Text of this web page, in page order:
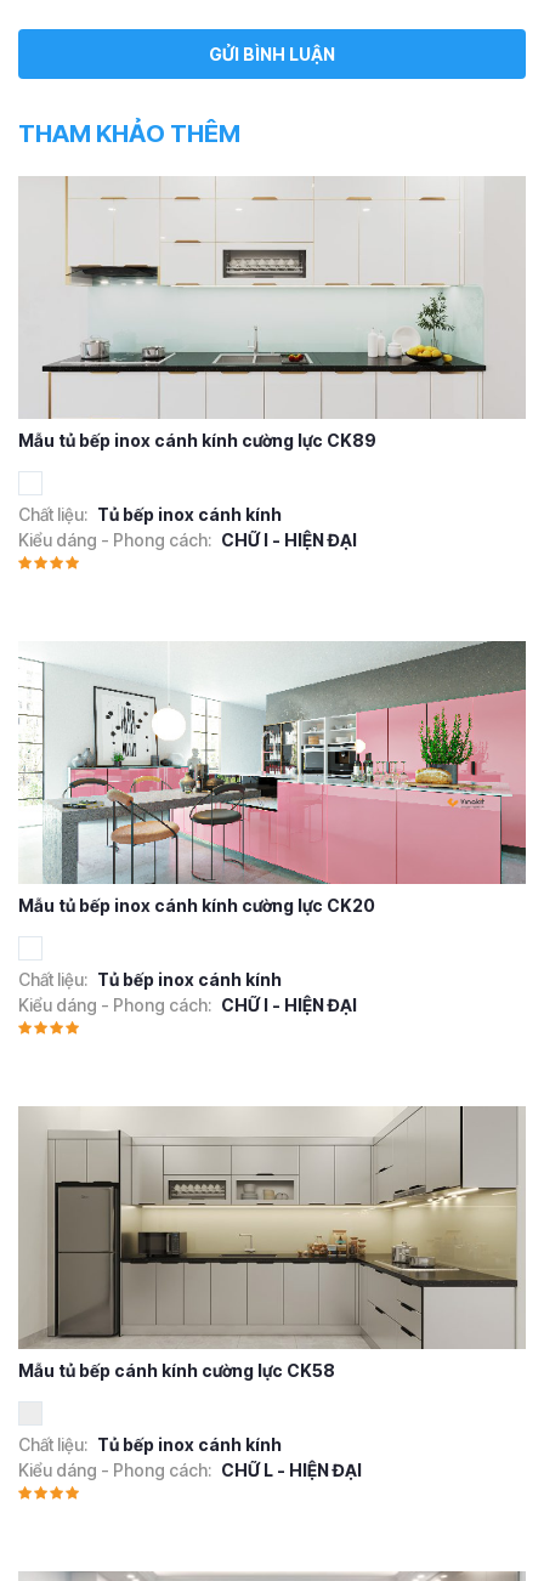
THAM KHẢO THÊM
Mẫu tủ bếp inox cánh kính cường lực CK89
Chất liệu: Tủ bếp inox cánh kính
Kiểu dáng - Phong cách: CHỮ I - HIỆN ĐẠI
Mẫu tủ bếp inox cánh kính cường lực CK20
Chất liệu: Tủ bếp inox cánh kính
Kiểu dáng - Phong cách: CHỮ I - HIỆN ĐẠI
Mẫu tủ bếp cánh kính cường lực CK58
Chất liệu: Tủ bếp inox cánh kính
Kiểu dáng - Phong cách: CHỮ L - HIỆN ĐẠI